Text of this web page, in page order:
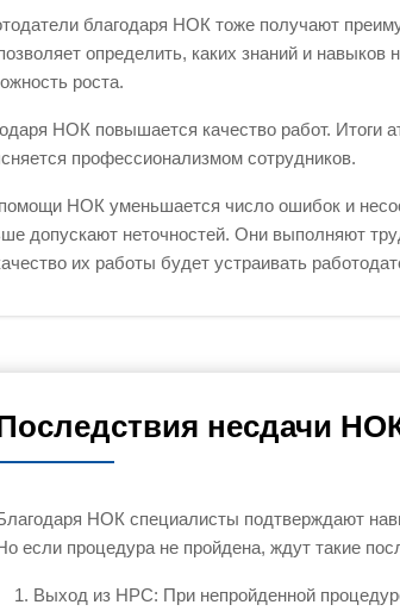
благодаря НОК тоже получают
определить, каких знаний и
роста.
НОК повышается качество работ. Итоги
профессионализмом сотрудников.
НОК уменьшается число ошибок и
допускают неточностей. Они выполняют
их работы будет устраивать
несдачи
НОК специалисты подтверждают
если процедура не пройдена, ждут такие
Выход из НРС: При непройденной